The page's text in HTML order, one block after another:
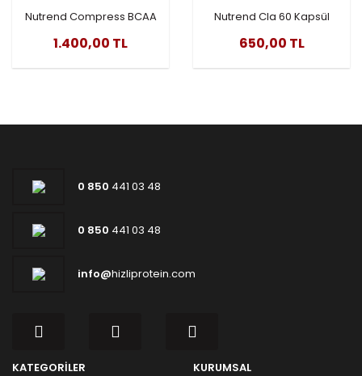
Nutrend Compress BCAA
4:1:1 500 Gr
1.400,00 TL
Nutrend Cla 60 Kapsül
650,00 TL
0 850 441 03 48
0 850 441 03 48
info@hizliprotein.com
KATEGORİLER KURUMSAL